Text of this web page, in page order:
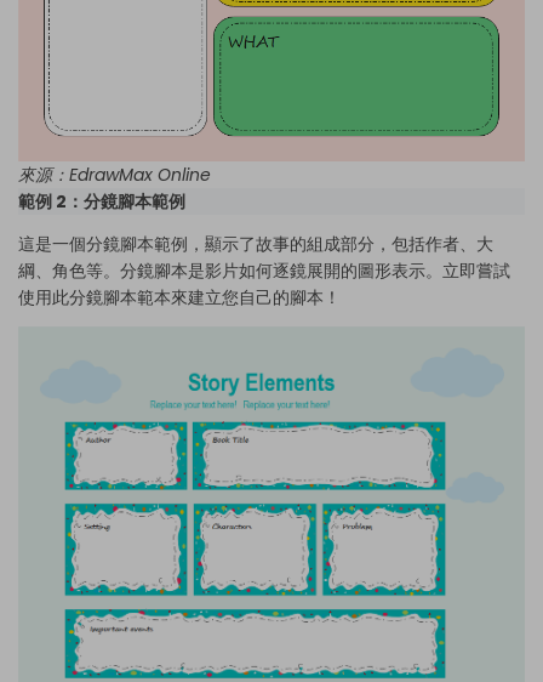
來源： EdrawMax Online
範例 2：分鏡腳本範例
這是一個分鏡腳本範例，顯示了故事的組成部分，包括作者、大
綱、角色等。分鏡腳本是影片如何逐鏡展開的圖形表示。立即嘗試
使用此分鏡腳本範本來建立您自己的腳本！